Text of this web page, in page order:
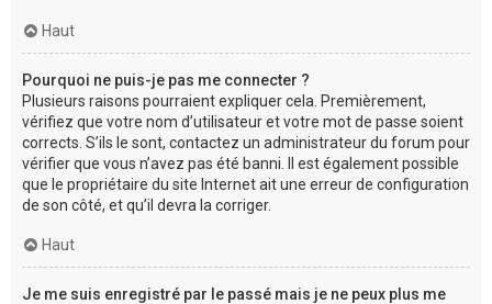
Haut
Pourquoi ne puis-je pas me connecter ?
Plusieurs raisons pourraient expliquer cela. Premièrement,
vérifiez que votre nom d’utilisateur et votre mot de passe soient
corrects. S’ils le sont, contactez un administrateur du forum pour
vérifier que vous n’avez pas été banni. Il est également possible
que le propriétaire du site Internet ait une erreur de configuration
de son côté, et qu’il devra la corriger.
Haut
Je me suis enregistré par le passé mais je ne peux plus me